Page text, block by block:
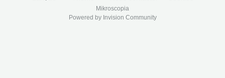
Mikroscopia
Powered by Invision Community